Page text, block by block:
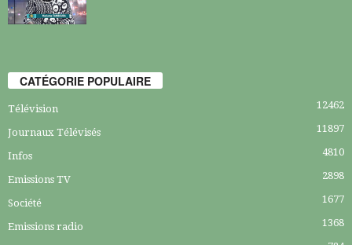
CATÉGORIE POPULAIRE
Télévision 12462
Journaux Télévisés 11897
Infos 4810
Emissions TV 2898
Société 1677
Emissions radio 1368